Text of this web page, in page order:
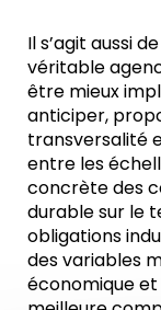
Il s’agit aussi
véritable
être mieux
anticiper,
transversalité
entre les
concrète des
durable sur le
obligations
des variables
économique